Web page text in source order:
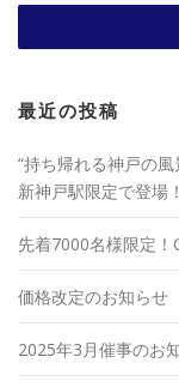
最近の投稿
“持ち帰れる神戸の
新神戸駅限定で登場！
先着7000名様限定
価格改定のお知らせ
2025年3月催事のお